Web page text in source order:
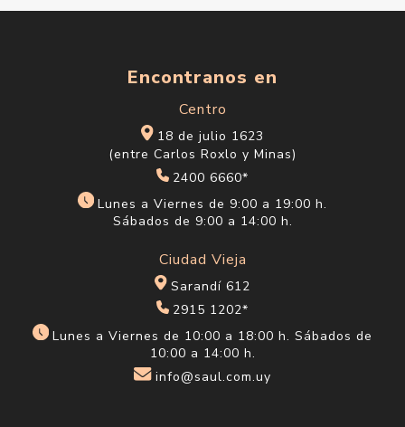
Encontranos en
Centro
18 de julio 1623
(entre Carlos Roxlo y Minas)
2400 6660*
Lunes a Viernes de 9:00 a 19:00 h.
Sábados de 9:00 a 14:00 h.
Ciudad Vieja
Sarandí 612
2915 1202*
Lunes a Viernes de 10:00 a 18:00 h. Sábados de
10:00 a 14:00 h.
info@saul.com.uy